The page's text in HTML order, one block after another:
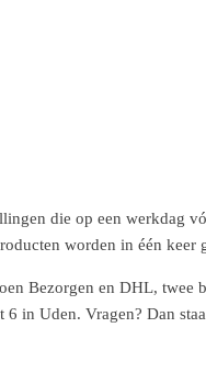
die op een werkdag
worden in één
Bezorgen en DHL, twee
in Uden. Vragen? Dan